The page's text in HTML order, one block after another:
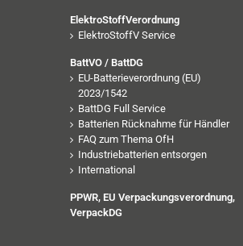
ElektroStoffVerordnung
ElektroStoffV Service
BattVO / BattDG
EU-Batterieverordnung (EU)
2023/1542
BattDG Full Service
Batterien Rücknahme für Händler
FAQ zum Thema OfH
Industriebatterien entsorgen
International
PPWR, EU Verpackungsverordnung,
VerpackDG